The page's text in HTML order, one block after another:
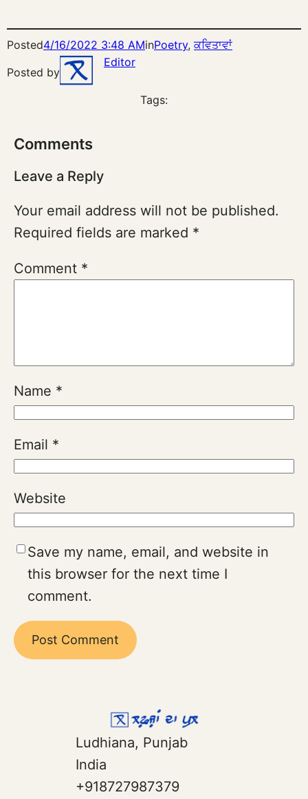
Posted4/16/2022 3:48 AMinPoetry, ਕਵਿਤਾਵਾਂ
Posted by
Editor
Tags:
Comments
Leave a Reply
Your email address will not be published.
Required fields are marked *
Comment *
Name *
Email *
Website
Save my name, email, and website in
this browser for the next time I
comment.
Ludhiana, Punjab
India
+918727987379